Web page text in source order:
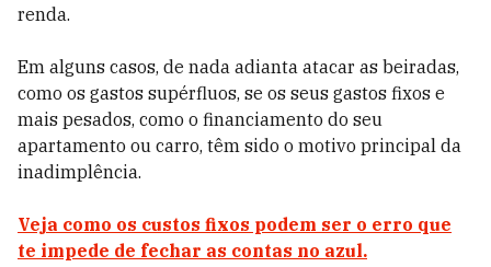
renda.
Em alguns casos, de nada adianta atacar as beiradas,
como os gastos supérfluos, se os seus gastos fixos e
mais pesados, como o financiamento do seu
apartamento ou carro, têm sido o motivo principal da
inadimplência.
Veja como os custos fixos podem ser o erro que
te impede de fechar as contas no azul.